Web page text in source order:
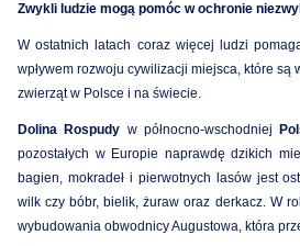
Zwykli ludzie mogą pomóc w ochronie
W ostatnich latach coraz więcej ludzi
wpływem rozwoju cywilizacji miejsca, które są
zwierząt w Polsce i na świecie.
Dolina Rospudy w północno-wschodniej
pozostałych w Europie naprawdę dzikich
bagien, mokradeł i pierwotnych lasów jest
wilk czy bóbr, bielik, żuraw oraz derkacz. W
wybudowania obwodnicy Augustowa, która